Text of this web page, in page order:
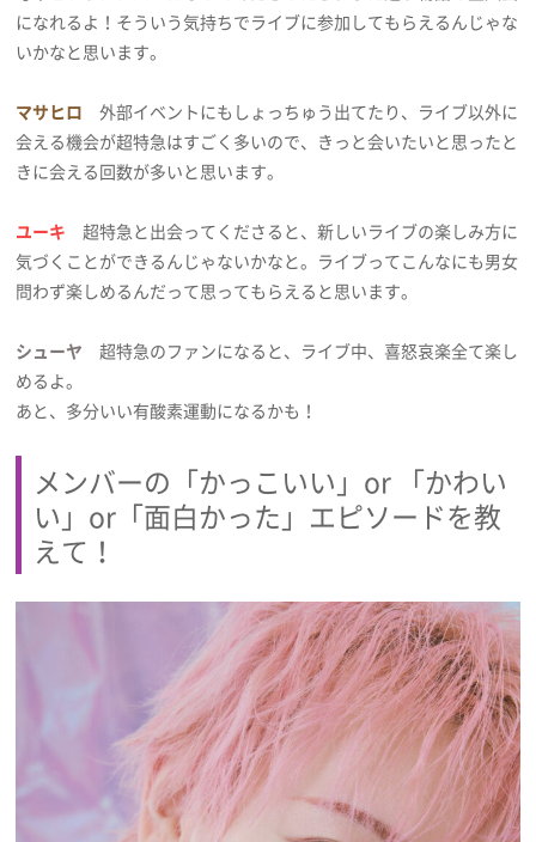
になれるよ！そういう気持ちでライブに参加してもらえるんじゃな
いかなと思います。
マサヒロ 外部イベントにもしょっちゅう出てたり、ライブ以外に
会える機会が超特急はすごく多いので、きっと会いたいと思ったと
きに会える回数が多いと思います。
ユーキ 超特急と出会ってくださると、新しいライブの楽しみ方に
気づくことができるんじゃないかなと。ライブってこんなにも男女
問わず楽しめるんだって思ってもらえると思います。
シューヤ 超特急のファンになると、ライブ中、喜怒哀楽全て楽し
めるよ。
あと、多分いい有酸素運動になるかも！
メンバーの「かっこいい」or 「かわい
い」or「面白かった」エピソードを教
えて！